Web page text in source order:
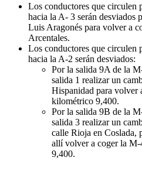
Los conductores que circulen
hacia la A- 3 serán desviados
Luis Aragonés para volver a
Arcentales.
Los conductores que circulen
hacia la A-2 serán desviados:
Por la salida 9A de la
salida 1 realizar un
Hispanidad para volver
kilométrico 9,400.
Por la salida 9B de la
salida 3 realizar un
calle Rioja en Coslada,
allí volver a coger la
9,400.